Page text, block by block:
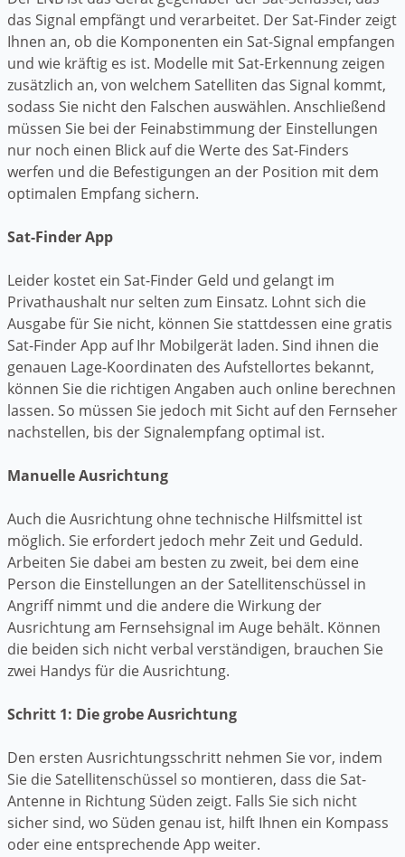
das Signal empfängt und verarbeitet. Der Sat-Finder zeigt
Ihnen an, ob die Komponenten ein Sat-Signal empfangen
und wie kräftig es ist. Modelle mit Sat-Erkennung zeigen
zusätzlich an, von welchem Satelliten das Signal kommt,
sodass Sie nicht den Falschen auswählen. Anschließend
müssen Sie bei der Feinabstimmung der Einstellungen
nur noch einen Blick auf die Werte des Sat-Finders
werfen und die Befestigungen an der Position mit dem
optimalen Empfang sichern.
Sat-Finder App
Leider kostet ein Sat-Finder Geld und gelangt im
Privathaushalt nur selten zum Einsatz. Lohnt sich die
Ausgabe für Sie nicht, können Sie stattdessen eine gratis
Sat-Finder App auf Ihr Mobilgerät laden. Sind ihnen die
genauen Lage-Koordinaten des Aufstellortes bekannt,
können Sie die richtigen Angaben auch online berechnen
lassen. So müssen Sie jedoch mit Sicht auf den Fernseher
nachstellen, bis der Signalempfang optimal ist.
Manuelle Ausrichtung
Auch die Ausrichtung ohne technische Hilfsmittel ist
möglich. Sie erfordert jedoch mehr Zeit und Geduld.
Arbeiten Sie dabei am besten zu zweit, bei dem eine
Person die Einstellungen an der Satellitenschüssel in
Angriff nimmt und die andere die Wirkung der
Ausrichtung am Fernsehsignal im Auge behält. Können
die beiden sich nicht verbal verständigen, brauchen Sie
zwei Handys für die Ausrichtung.
Schritt 1: Die grobe Ausrichtung
Den ersten Ausrichtungsschritt nehmen Sie vor, indem
Sie die Satellitenschüssel so montieren, dass die Sat-
Antenne in Richtung Süden zeigt. Falls Sie sich nicht
sicher sind, wo Süden genau ist, hilft Ihnen ein Kompass
oder eine entsprechende App weiter.